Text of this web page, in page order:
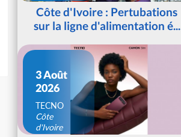
Côte d'Ivoire : Pertubations
sur la ligne d'alimentation é...
3 Août
2026
TECNO
Côte
d'Ivoire